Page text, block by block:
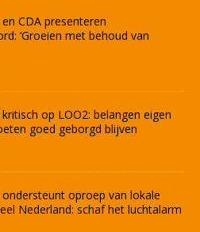
CDA presenteren
‘Groeien met behoud van
op LOO2: belangen eigen
goed geborgd blijven
oproep van lokale
Nederland: schaf het luchtalarm